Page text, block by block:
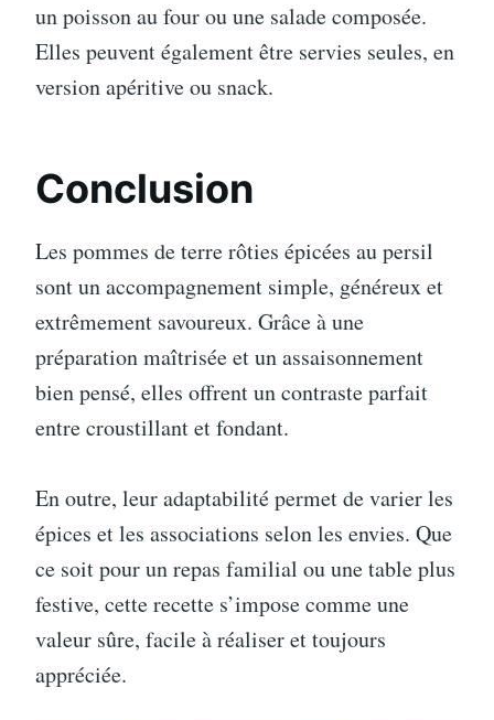
un poisson au four ou une salade composée.
Elles peuvent également être servies seules, en
version apéritive ou snack.
Conclusion
Les pommes de terre rôties épicées au persil
sont un accompagnement simple, généreux et
extrêmement savoureux. Grâce à une
préparation maîtrisée et un assaisonnement
bien pensé, elles offrent un contraste parfait
entre croustillant et fondant.
En outre, leur adaptabilité permet de varier les
épices et les associations selon les envies. Que
ce soit pour un repas familial ou une table plus
festive, cette recette s’impose comme une
valeur sûre, facile à réaliser et toujours
appréciée.